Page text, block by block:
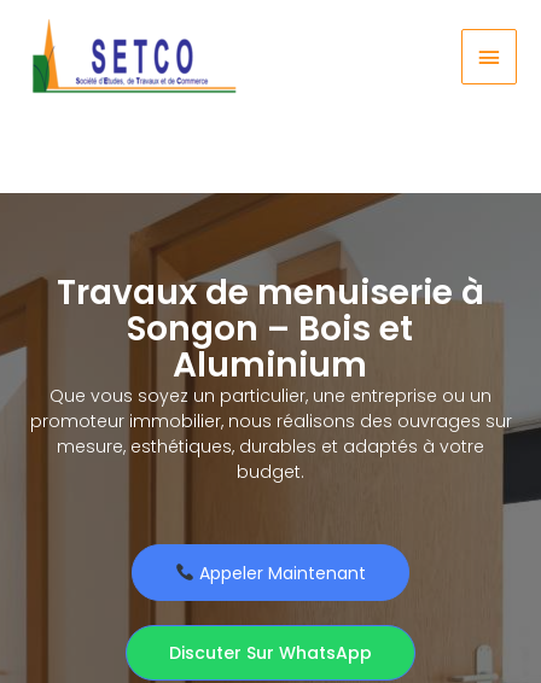
Travaux de menuiserie à
Songon – Bois et
Aluminium
Que vous soyez un particulier, une entreprise ou un
promoteur immobilier, nous réalisons des ouvrages sur
mesure, esthétiques, durables et adaptés à votre
budget.
Appeler Maintenant
Discuter Sur WhatsApp